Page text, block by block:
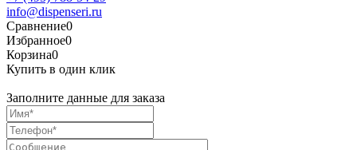
info@dispenseri.ru
Сравнение0
Избранное0
Корзина0
Купить в один клик
Заполните данные для заказа